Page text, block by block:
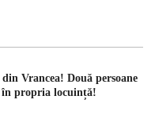
Vrancea! Două persoane
propria locuință!